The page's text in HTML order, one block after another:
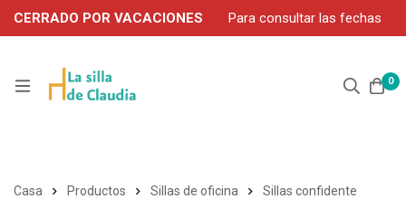
CERRADO POR VACACIONES
Para consultar las fechas
de servicio durante agosto, contacte por WhatsApp: 663 302
0
Casa Productos Sillas de oficina
Sillas confidente